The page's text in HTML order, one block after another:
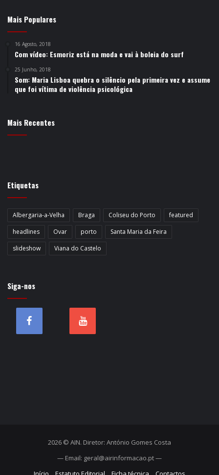
Mais Populares
16 Agosto, 2018
Com vídeo: Esmoriz está na moda e vai à boleia do surf
25 Junho, 2018
Som: Maria Lisboa quebra o silêncio pela primeira vez e assume
que foi vítima de violência psicológica
Mais Recentes
Etiquetas
Albergaria-a-Velha Braga Coliseu do Porto
featured
headlines
Ovar porto
Santa Maria da Feira
slideshow
Viana do Castelo
Siga-nos
2026 © AIN. Diretor: António Gomes Costa
— Email: geral@airinformacao.pt —